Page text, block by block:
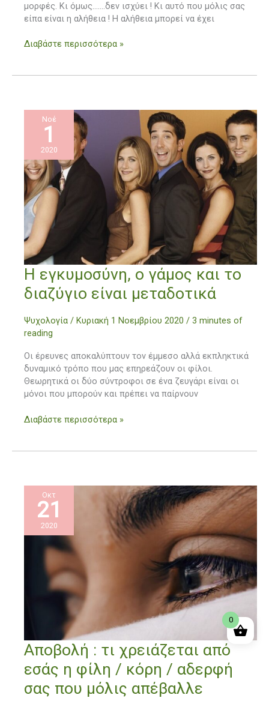
μορφές. Κι όμως…….δεν ισχύει ! Κι αυτό που μόλις σας
είπα είναι η αλήθεια ! Η αλήθεια μπορεί να έχει
Διαβάστε περισσότερα »
Νοέ
1
2020
Η εγκυμοσύνη, ο γάμος και το
διαζύγιο είναι μεταδοτικά
Ψυχολογία / Κυριακή 1 Νοεμβρίου 2020 / 3 minutes of
reading
Οι έρευνες αποκαλύπτουν τον έμμεσο αλλά εκπληκτικά
δυναμικό τρόπο που μας επηρεάζουν οι φίλοι.
Θεωρητικά οι δύο σύντροφοι σε ένα ζευγάρι είναι οι
μόνοι που μπορούν και πρέπει να παίρνουν
Η
εγκυμοσύνη,
ο
και
το
είναι
μεταδοτικά
Διαβάστε περισσότερα »
Οκτ
21
2020
Αποβολή : τι χρειάζεται από
εσάς η φίλη / κόρη / αδερφή
σας που μόλις απέβαλλε
Αποβολή
:
τι
χρειάζεται
από
0